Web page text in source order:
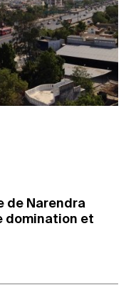
de Narendra
domination et